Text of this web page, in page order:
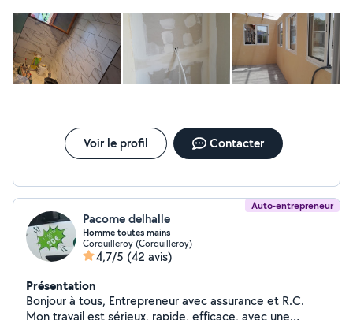
Voir le profil Contacter
Auto-entrepreneur
Pacome delhalle
Homme toutes mains
Corquilleroy (Corquilleroy)
4,7/5 (42 avis)
Présentation
Bonjour à tous, Entrepreneur avec assurance et R.C.
Mon travail est sérieux, rapide, efficace, avec une